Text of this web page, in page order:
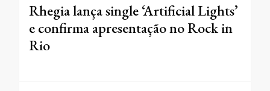
Rhegia lança single ‘Artificial Lights’
e confirma apresentação no Rock in
Rio